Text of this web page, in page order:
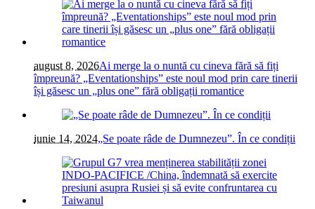
august 8, 2026Ai merge la o nuntă cu cineva fără să fiți
împreună? „Eventationships” este noul mod prin care tinerii
își găsesc un „plus one” fără obligații romantice
iunie 14, 2024„Se poate râde de Dumnezeu”. În ce condiții